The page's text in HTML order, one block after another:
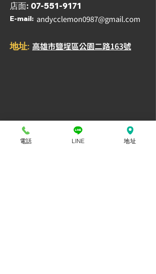
​店面: 07-551-9171
​E-mail: andycclemon0987@gmail.com
​地址: ​高雄市鹽埕區公園二路163號
電話 LINE 地址